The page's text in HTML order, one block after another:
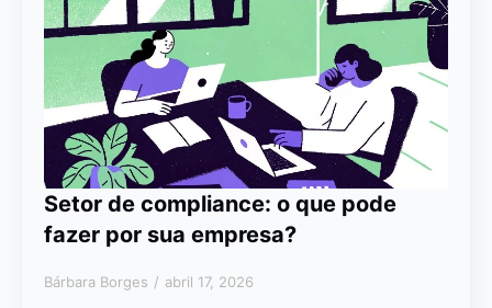
Setor de compliance: o que pode
fazer por sua empresa?
Bárbara Borges abril 17, 2026